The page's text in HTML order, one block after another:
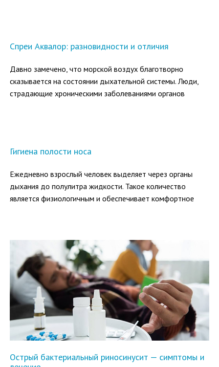
Спреи Аквалор: разновидности и отличия
Давно замечено, что морской воздух благотворно
сказывается на состоянии дыхательной системы. Люди,
страдающие хроническими заболеваниями органов
Гигиена полости носа
Ежедневно взрослый человек выделяет через органы
дыхания до полулитра жидкости. Такое количество
является физиологичным и обеспечивает комфортное
Острый бактериальный риносинусит — симптомы и